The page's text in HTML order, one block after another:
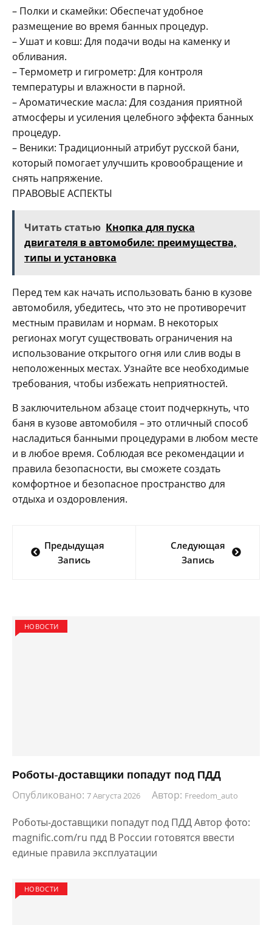
– Полки и скамейки: Обеспечат удобное
размещение во время банных процедур.
– Ушат и ковш: Для подачи воды на каменку и
обливания.
– Термометр и гигрометр: Для контроля
температуры и влажности в парной.
– Ароматические масла: Для создания приятной
атмосферы и усиления целебного эффекта банных
процедур.
– Веники: Традиционный атрибут русской бани,
который помогает улучшить кровообращение и
снять напряжение.
ПРАВОВЫЕ АСПЕКТЫ
Читать статью Кнопка для пуска
двигателя в автомобиле: преимущества,
типы и установка
Перед тем как начать использовать баню в кузове
автомобиля, убедитесь, что это не противоречит
местным правилам и нормам. В некоторых
регионах могут существовать ограничения на
использование открытого огня или слив воды в
неположенных местах. Узнайте все необходимые
требования, чтобы избежать неприятностей.
В заключительном абзаце стоит подчеркнуть, что
баня в кузове автомобиля – это отличный способ
насладиться банными процедурами в любом месте
и в любое время. Соблюдая все рекомендации и
правила безопасности, вы сможете создать
комфортное и безопасное пространство для
отдыха и оздоровления.
по
Предыдущая
Запись
Следующая
Запись
НОВОСТИ
Роботы-доставщики попадут под ПДД
Опубликовано: 7 Августа 2026 Автор: Freedom_auto
Роботы-доставщики попадут под ПДД Автор фото:
magnific.com/ru пдд В России готовятся ввести
единые правила эксплуатации
НОВОСТИ